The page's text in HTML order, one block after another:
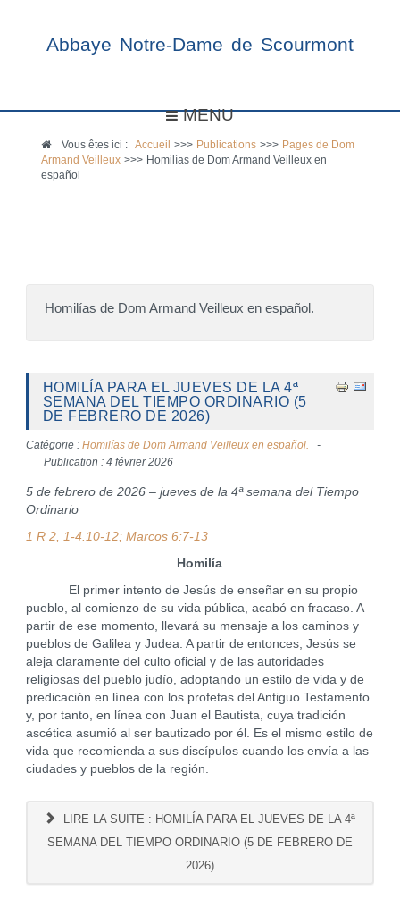
Abbaye Notre-Dame de Scourmont
MENU
Vous êtes ici :Accueil >>> Publications >>> Pages de Dom
Armand Veilleux >>> Homilías de Dom Armand Veilleux en
español
Homilías de Dom Armand Veilleux en español.
HOMILÍA PARA EL JUEVES DE LA 4ª
SEMANA DEL TIEMPO ORDINARIO (5
DE FEBRERO DE 2026)
Catégorie : Homilías de Dom Armand Veilleux en español.
Publication : 4 février 2026
5 de febrero de 2026 – jueves de la 4ª semana del Tiempo
Ordinario
1 R 2, 1-4.10-12; Marcos 6:7-13
Homilía
El primer intento de Jesús de enseñar en su propio
pueblo, al comienzo de su vida pública, acabó en fracaso. A
partir de ese momento, llevará su mensaje a los caminos y
pueblos de Galilea y Judea. A partir de entonces, Jesús se
aleja claramente del culto oficial y de las autoridades
religiosas del pueblo judío, adoptando un estilo de vida y de
predicación en línea con los profetas del Antiguo Testamento
y, por tanto, en línea con Juan el Bautista, cuya tradición
ascética asumió al ser bautizado por él. Es el mismo estilo de
vida que recomienda a sus discípulos cuando los envía a las
ciudades y pueblos de la región.
LIRE LA SUITE : HOMILÍA PARA EL JUEVES DE LA 4ª
SEMANA DEL TIEMPO ORDINARIO (5 DE FEBRERO DE
2026)